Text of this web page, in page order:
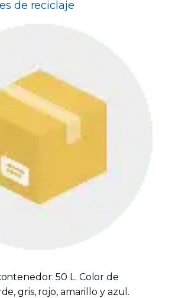
de reciclaje
50 L. Color de
gris, rojo, amarillo y azul.